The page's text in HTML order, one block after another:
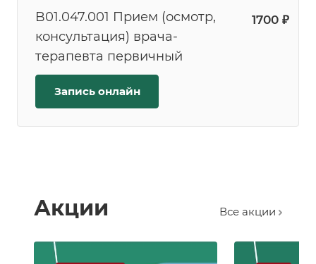
B01.047.001 Прием (осмотр,
консультация) врача-
терапевта первичный
1700 ₽
Запись онлайн
Акции Все акции